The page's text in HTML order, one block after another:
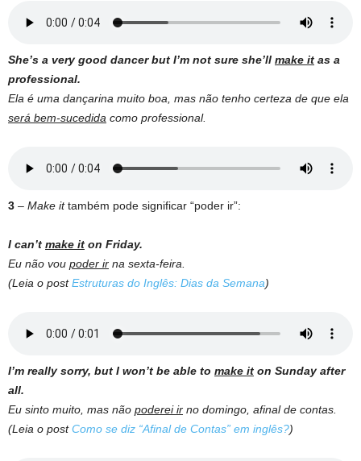
She’s a very good dancer but I’m not sure she’ll make it as a
professional.
Ela é uma dançarina muito boa, mas não tenho certeza de que ela
será bem-sucedida como professional.
3 – Make ittambém pode significar “poder ir”:
I can’t make it on Friday.
Eu não vou poder ir na sexta-feira.
(Leia o postEstruturas do Inglês: Dias da Semana)
I’m really sorry, but I won’t be able to make it on Sunday after
all.
Eu sinto muito, mas não poderei ir no domingo, afinal de contas.
(Leia o postComo se diz “Afinal de Contas” em inglês?)